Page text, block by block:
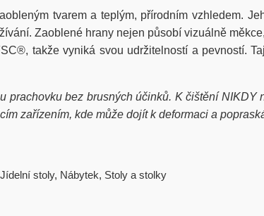
tvarem a teplým, přírodním vzhledem.
Zaoblené hrany nejen působí vizuálně
takže vyniká svou udržitelností a pevností.
prachovku bez brusných účinků. K čištění
zařízením, kde může dojít k deformaci a
Jídelní stoly, Nábytek, Stoly a stolky